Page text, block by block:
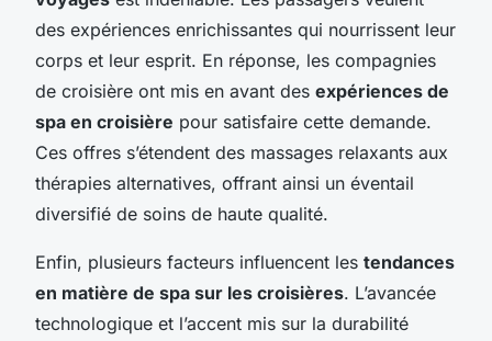
des expériences enrichissantes qui nourrissent leur
corps et leur esprit. En réponse, les compagnies
de croisière ont mis en avant des expériences de
spa en croisière pour satisfaire cette demande.
Ces offres s’étendent des massages relaxants aux
thérapies alternatives, offrant ainsi un éventail
diversifié de soins de haute qualité.
Enfin, plusieurs facteurs influencent les tendances
en matière de spa sur les croisières. L’avancée
technologique et l’accent mis sur la durabilité